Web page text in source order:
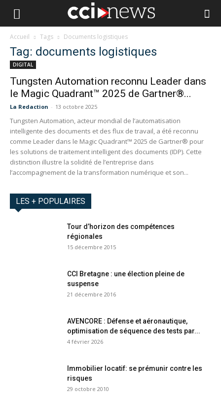
Accueil Tags Documents logistiques
Tag: documents logistiques
DIGITAL
Tungsten Automation reconnu Leader dans
le Magic Quadrant™ 2025 de Gartner®...
La Redaction - 13 octobre 2025
Tungsten Automation, acteur mondial de l’automatisation
intelligente des documents et des flux de travail, a été reconnu
comme Leader dans le Magic Quadrant™ 2025 de Gartner® pour
les solutions de traitement intelligent des documents (IDP). Cette
distinction illustre la solidité de l’entreprise dans
l’accompagnement de la transformation numérique et son...
LES + POPULAIRES
Tour d’horizon des compétences
régionales
15 décembre 2015
CCI Bretagne : une élection pleine de
suspense
21 décembre 2016
AVENCORE : Défense et aéronautique,
optimisation de séquence des tests par...
4 février 2026
Immobilier locatif: se prémunir contre les
risques
29 octobre 2010